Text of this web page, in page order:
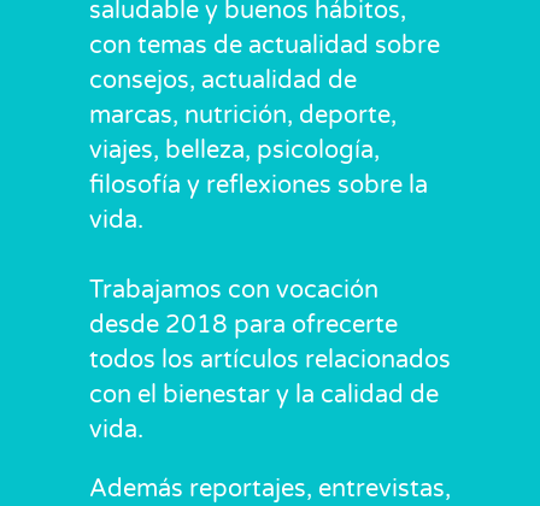
saludable y buenos hábitos,
con temas de actualidad sobre
consejos, actualidad de
marcas, nutrición, deporte,
viajes, belleza, psicología,
filosofía y reflexiones sobre la
vida.
Trabajamos con vocación
desde 2018 para ofrecerte
todos los artículos relacionados
con el bienestar y la calidad de
vida.
Además reportajes, entrevistas,